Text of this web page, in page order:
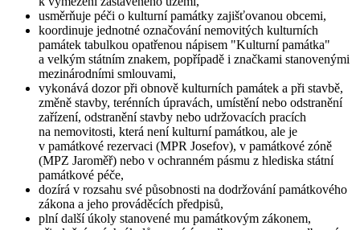
usměrňuje péči o kulturní památky zajišťovanou obcemi,
koordinuje jednotné označování nemovitých kulturních
památek tabulkou opatřenou nápisem "Kulturní památka"
a velkým státním znakem, popřípadě i značkami stanovenými
mezinárodními smlouvami,
vykonává dozor při obnově kulturních památek a při stavbě,
změně stavby, terénních úpravách, umístění nebo odstranění
zařízení, odstranění stavby nebo udržovacích pracích
na nemovitosti, která není kulturní památkou, ale je
v památkové rezervaci (MPR Josefov), v památkové zóně
(MPZ Jaroměř) nebo v ochranném pásmu z hlediska státní
památkové péče,
dozírá v rozsahu své působnosti na dodržování památkového
zákona a jeho prováděcích předpisů,
plní další úkoly stanovené mu památkovým zákonem,